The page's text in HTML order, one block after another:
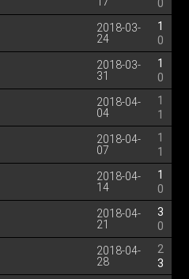
0
2018-03-
24
1
0
2018-03-
31
1
0
2018-04-
04
1
1
2018-04-
07
1
1
2018-04-
14
1
0
2018-04-
21
3
0
2018-04-
28
2
3